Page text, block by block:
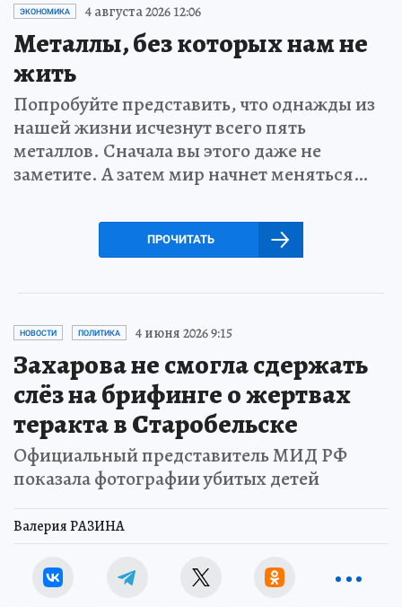
ЭКОНОМИКА 4 августа 2026 12:06
Металлы, без которых нам не
жить
Попробуйте представить, что однажды из
нашей жизни исчезнут всего пять
металлов. Сначала вы этого даже не
заметите. А затем мир начнет меняться…
ПРОЧИТАТЬ
НОВОСТИ ПОЛИТИКА 4 июня 2026 9:15
Захарова не смогла сдержать
слёз на брифинге о жертвах
теракта в Старобельске
Официальный представитель МИД РФ
показала фотографии убитых детей
Валерия РАЗИНА